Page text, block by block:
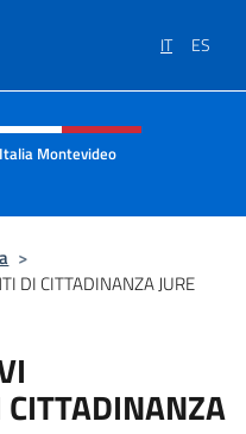
IT ES
e menù
Montevideo
>
DI CITTADINANZA JURE